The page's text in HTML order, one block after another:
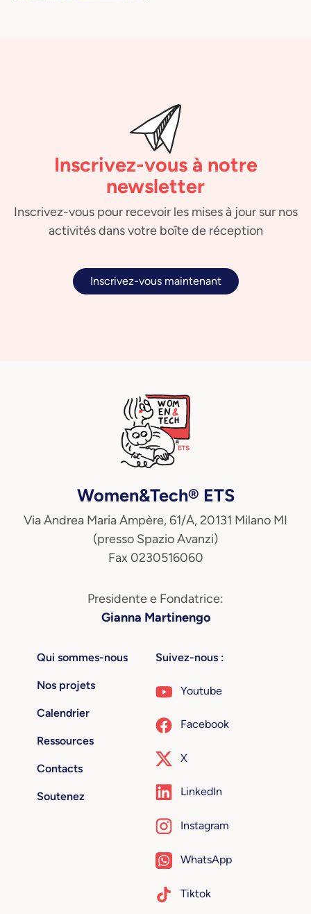
Inscrivez-vous à notre
newsletter
Inscrivez-vous pour recevoir les mises à jour sur nos
activités dans votre boîte de réception
Inscrivez-vous maintenant
Women&Tech® ETS
Via Andrea Maria Ampère, 61/A, 20131 Milano MI
(presso Spazio Avanzi)
Fax 0230516060
Presidente e Fondatrice:
Gianna Martinengo
Qui sommes-nous
Nos projets
Calendrier
Ressources
Contacts
Soutenez
Suivez-nous :
Youtube
Facebook
X
LinkedIn
Instagram
WhatsApp
Tiktok